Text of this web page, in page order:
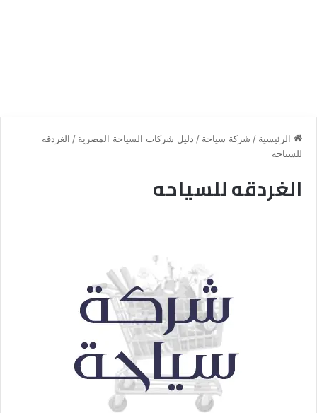
الرئيسية / شركة سياحة / دليل شركات السياحة المصرية / الغردقه
للسياحه
الغردقه للسياحه